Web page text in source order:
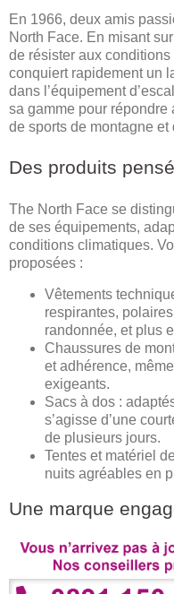
En 1966, deux amis
North Face. En misant
de résister aux
conquiert rapidement un
dans l’équipement
sa gamme pour
de sports de montagne et
Des produits
The North Face se
de ses équipements,
conditions climatiques.
proposées :
Vêtements
respirantes,
randonnée, et plus
Chaussures de
et adhérence,
exigeants.
Sacs à dos :
s’agisse d’une
de plusieurs jours.
Tentes et matériel
nuits agréables en
Une marque